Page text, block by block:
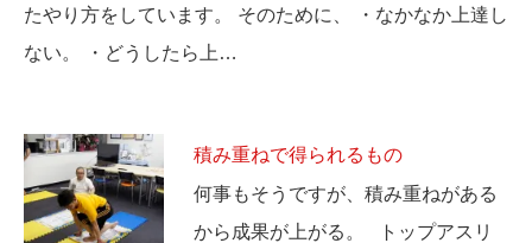
たやり方をしています。 そのために、 ・なかなか上達し
ない。 ・どうしたら上…
積み重ねで得られるもの
何事もそうですが、積み重ねがある
から成果が上がる。 トップアスリ